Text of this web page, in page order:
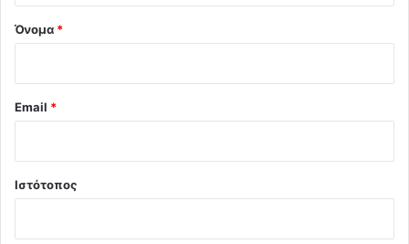
Όνομα *
Email *
Ιστότοπος